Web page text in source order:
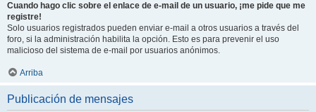
Cuando hago clic sobre el enlace de e-mail de un usuario, ¡me pide que me
registre!
Solo usuarios registrados pueden enviar e-mail a otros usuarios a través del
foro, si la administración habilita la opción. Esto es para prevenir el uso
malicioso del sistema de e-mail por usuarios anónimos.
Arriba
Publicación de mensajes